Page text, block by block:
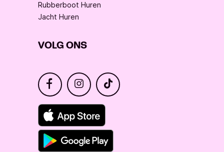
Rubberboot Huren
Jacht Huren
VOLG ONS